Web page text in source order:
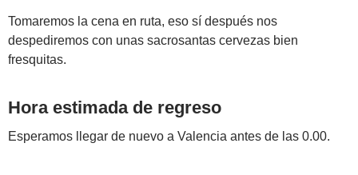
Tomaremos la cena en ruta, eso sí después nos
despediremos con unas sacrosantas cervezas bien
fresquitas.
Hora estimada de regreso
Esperamos llegar de nuevo a Valencia antes de las 0.00.